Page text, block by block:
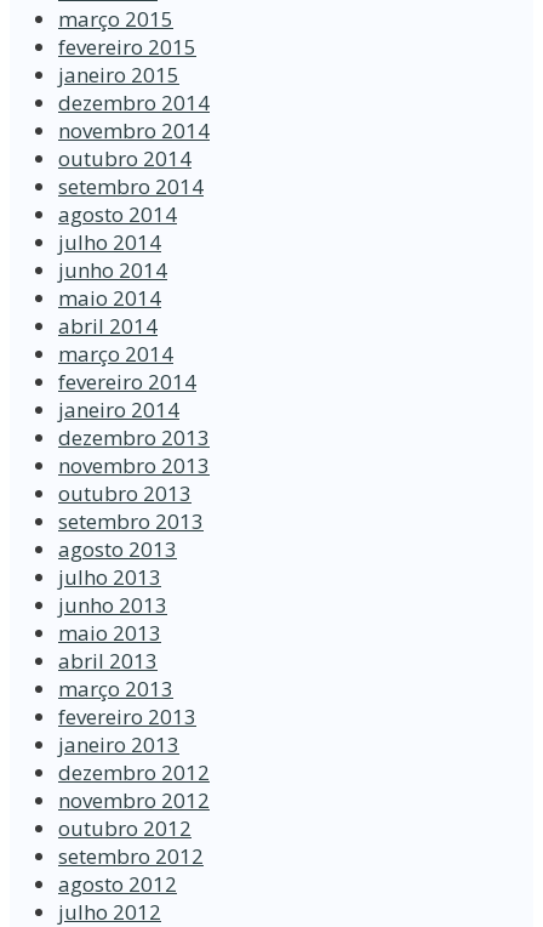
março 2015
fevereiro 2015
janeiro 2015
dezembro 2014
novembro 2014
outubro 2014
setembro 2014
agosto 2014
julho 2014
junho 2014
maio 2014
abril 2014
março 2014
fevereiro 2014
janeiro 2014
dezembro 2013
novembro 2013
outubro 2013
setembro 2013
agosto 2013
julho 2013
junho 2013
maio 2013
abril 2013
março 2013
fevereiro 2013
janeiro 2013
dezembro 2012
novembro 2012
outubro 2012
setembro 2012
agosto 2012
julho 2012